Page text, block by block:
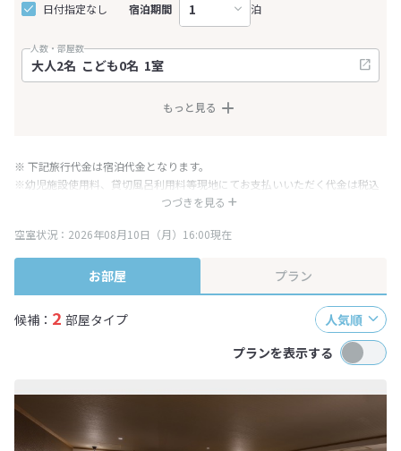
日付指定なし 宿泊期間 泊
人数・部屋数
もっと見る
つづきを見る
※ 下記旅行代金は宿泊代金となります。
※幼児施設使用料、貸切風呂利用料等現地にてお支払いいただく代金は税込
み表記となりますが、消費税増税に伴い代金が一部変更となる場合がござい
※表示されている旅行代金・プラン内容は一定時間ごとに更新されます。最
終確認画面でご確認ください。
空室状況：2026年08月10日（月）16:00現在
お部屋 プラン
候補： 2 部屋タイプ
人気順
プランを表示する